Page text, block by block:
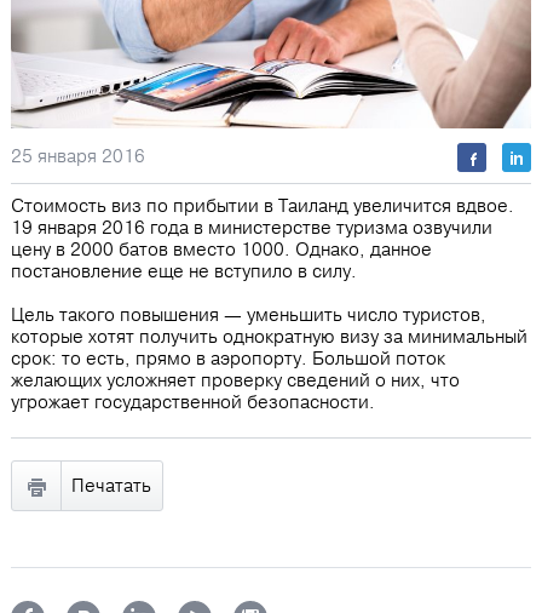
25 января 2016
Стоимость виз по прибытии в Таиланд увеличится вдвое.
19 января 2016 года в министерстве туризма озвучили
цену в 2000 батов вместо 1000. Однако, данное
постановление еще не вступило в силу.
Цель такого повышения ― уменьшить число туристов,
которые хотят получить однократную визу за минимальный
срок: то есть, прямо в аэропорту. Большой поток
желающих усложняет проверку сведений о них, что
угрожает государственной безопасности.
Печатать